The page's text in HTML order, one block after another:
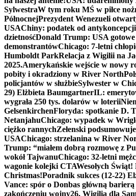
SylwestraW tym roku MŚ w piłce
PółnocnejPrezydent Wenezueli
USAChiny: podatek od antykoncepcji
dzietnośćDonald Trump: USA
demonstrantówChicago: 7-letni
Humboldt ParkRelacja z Wigilii na
2025.Amerykańskie wejście w nowy
pobity i okradziony w River North
policjantów w służbieSylwester w
29) Elżbieta BaumgartnerIL:
wygrała 250 tys. dolarów w loterii
GelsenkirchenFloryda: spotkanie D.
NetanjahuChicago: wypadek w
ciężko rannychZełenski
USAChicago: strzelanina w River
Trump: “miałem dobrą rozmowę z
wokół TajwanuChicago: 32-letni
wagonie kolejki CTAWesołych
Christmas!Poradnik sukces (12-22)
Vance: spór o Donbas główną
zakończeniu wojny26. Wigilia dla